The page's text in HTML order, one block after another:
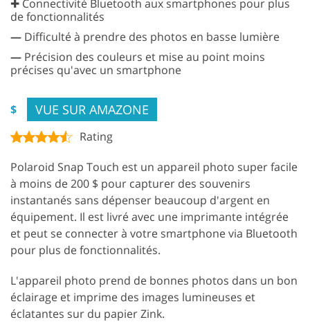
✚ Connectivité Bluetooth aux smartphones pour plus
de fonctionnalités
— Difficulté à prendre des photos en basse lumière
— Précision des couleurs et mise au point moins
précises qu'avec un smartphone
$ VUE SUR AMAZONE
Rating
Polaroid Snap Touch est un appareil photo super facile
à moins de 200 $ pour capturer des souvenirs
instantanés sans dépenser beaucoup d'argent en
équipement. Il est livré avec une imprimante intégrée
et peut se connecter à votre smartphone via Bluetooth
pour plus de fonctionnalités.
L'appareil photo prend de bonnes photos dans un bon
éclairage et imprime des images lumineuses et
éclatantes sur du papier Zink.